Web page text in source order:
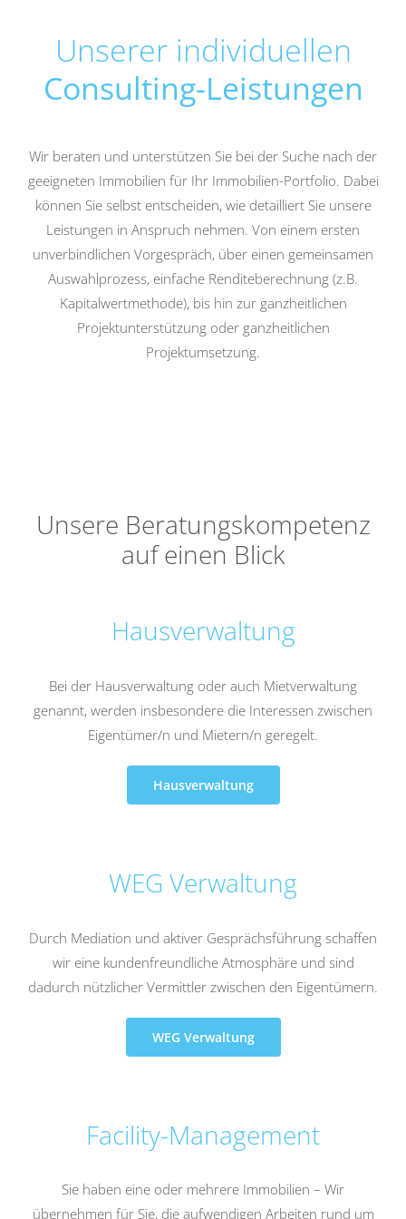
Unserer individuellen
Consulting-Leistungen
Wir beraten und unterstützen Sie bei der Suche nach der
geeigneten Immobilien für Ihr Immobilien-Portfolio. Dabei
können Sie selbst entscheiden, wie detailliert Sie unsere
Leistungen in Anspruch nehmen. Von einem ersten
unverbindlichen Vorgespräch, über einen gemeinsamen
Auswahlprozess, einfache Renditeberechnung (z.B.
Kapitalwertmethode), bis hin zur ganzheitlichen
Projektunterstützung oder ganzheitlichen
Projektumsetzung.
Unsere Beratungskompetenz
auf einen Blick
Hausverwaltung
Bei der Hausverwaltung oder auch Mietverwaltung
genannt, werden insbesondere die Interessen zwischen
Eigentümer/n und Mietern/n geregelt.
Hausverwaltung
WEG Verwaltung
Durch Mediation und aktiver Gesprächsführung schaffen
wir eine kundenfreundliche Atmosphäre und sind
dadurch nützlicher Vermittler zwischen den Eigentümern.
WEG Verwaltung
Facility-Management
Sie haben eine oder mehrere Immobilien – Wir
übernehmen für Sie, die aufwendigen Arbeiten rund um